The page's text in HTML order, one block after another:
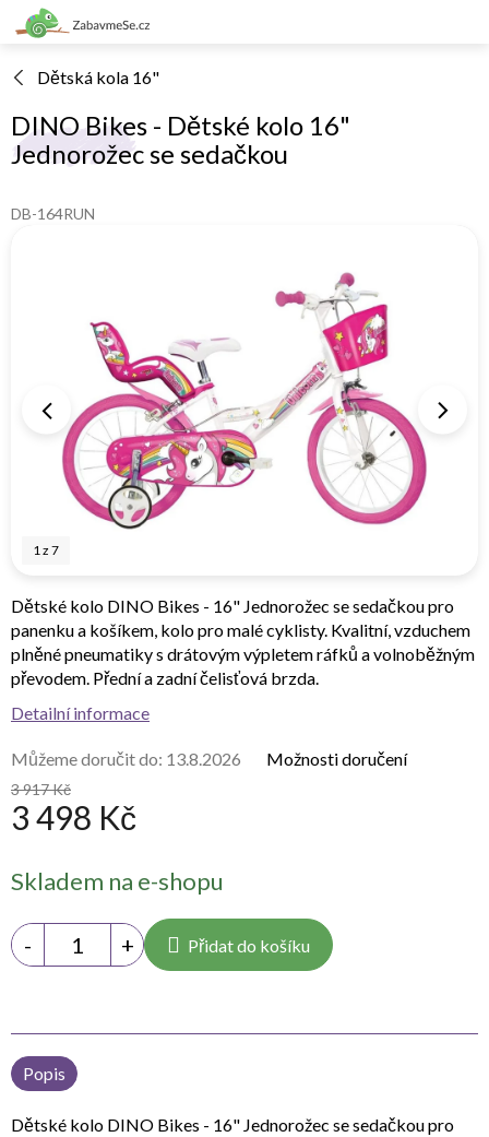
Přejít
na
Dětská kola 16"
DINO Bikes - Dětské kolo 16"
Jednorožec se sedačkou
DB-164RUN
1z 7
3 917 Kč
3 498 Kč
cena:
Skladem na e-shopu
Můžeme doručit do: 13.8.2026 Možnosti doručení
Přidat do košíku
Dětské kolo DINO Bikes - 16" Jednorožec se sedačkou pro
panenku a košíkem, kolo pro malé cyklisty. Kvalitní, vzduchem
plněné pneumatiky s drátovým výpletem ráfků a volnoběžným
převodem. Přední a zadní čelisťová brzda.
Detailní informace
Popis
Dětské kolo DINO Bikes - 16" Jednorožec se sedačkou pro